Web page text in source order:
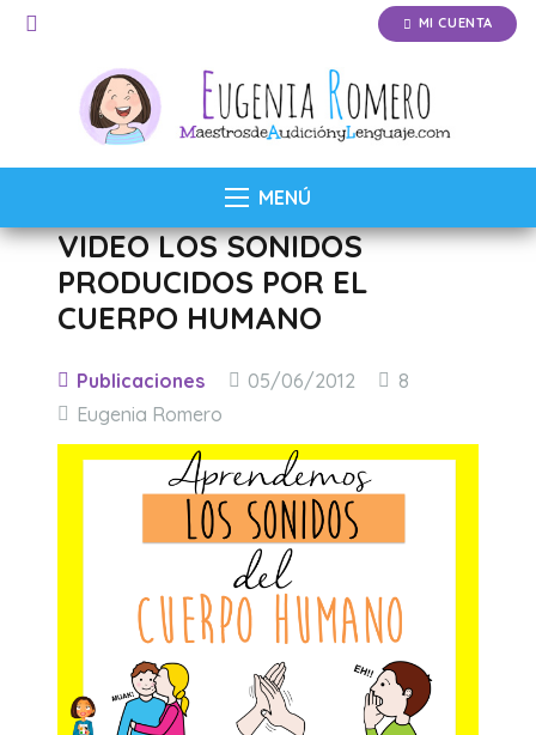
MI CUENTA
MENÚ
VIDEO LOS SONIDOS
PRODUCIDOS POR EL
CUERPO HUMANO
Publicaciones 05/06/2012 8Comentarios
Eugenia Romero